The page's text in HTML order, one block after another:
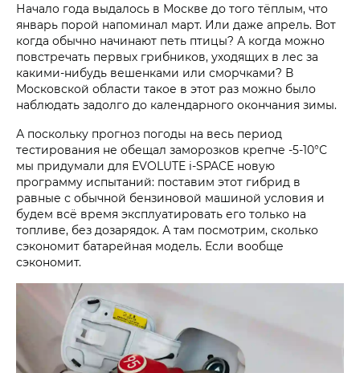
Начало года выдалось в Москве до того тёплым, что
январь порой напоминал март. Или даже апрель. Вот
когда обычно начинают петь птицы? А когда можно
повстречать первых грибников, уходящих в лес за
какими-нибудь вешенками или сморчками? В
Московской области такое в этот раз можно было
наблюдать задолго до календарного окончания зимы.
А поскольку прогноз погоды на весь период
тестирования не обещал заморозков крепче -5-10°С
мы придумали для EVOLUTE i‑SPACE новую
программу испытаний: поставим этот гибрид в
равные с обычной бензиновой машиной условия и
будем всё время эксплуатировать его только на
топливе, без дозарядок. А там посмотрим, сколько
сэкономит батарейная модель. Если вообще
сэкономит.